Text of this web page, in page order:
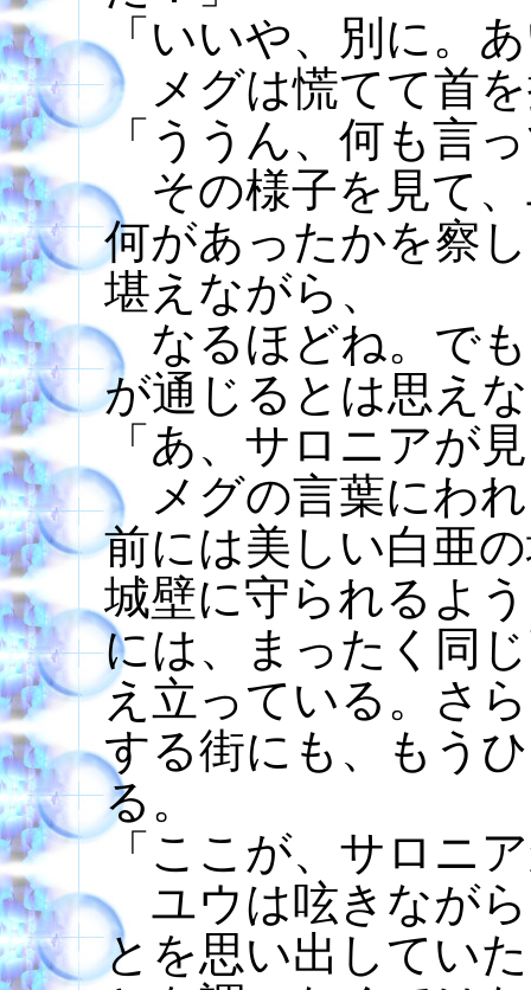
「いいや、別に。
メグは慌てて首を
「ううん、何も言
その様子を見て、
何があったかを察
堪えながら、
なるほどね。でも
が通じるとは思え
「あ、サロニアが
メグの言葉にわれ
前には美しい白亜
城壁に守られるよ
には、まったく同
え立っている。さ
する街にも、もう
る。
「ここが、サロニ
ユウは呟きながら
とを思い出してい